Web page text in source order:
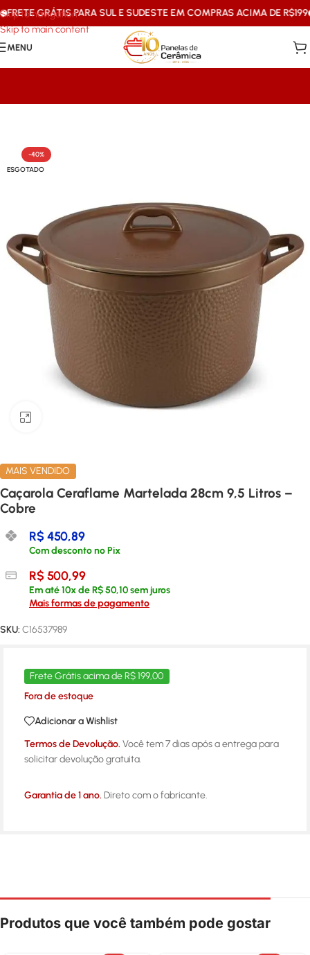
Skip to navigation
Skip to main content
GRÁTIS PARA SUL E SUDESTE EM COMPRAS ACIMA DE R$199
MENU
-40%
ESGOTADO
MAIS VENDIDO
Caçarola Ceraflame Martelada 28cm 9,5 Litros –
Cobre
R$450,89
Com desconto no Pix
R$500,99
Em até10x deR$50,10sem juros
Mais formas de pagamento
SKU: C16537989
Frete Grátis acima de R$ 199,00
Fora de estoque
Adicionar a Wishlist
Termos de Devolução. Você tem 7 dias após a entrega para
solicitar devolução gratuita.
Garantia de 1 ano. Direto com o fabricante.
Produtos que você também pode gostar